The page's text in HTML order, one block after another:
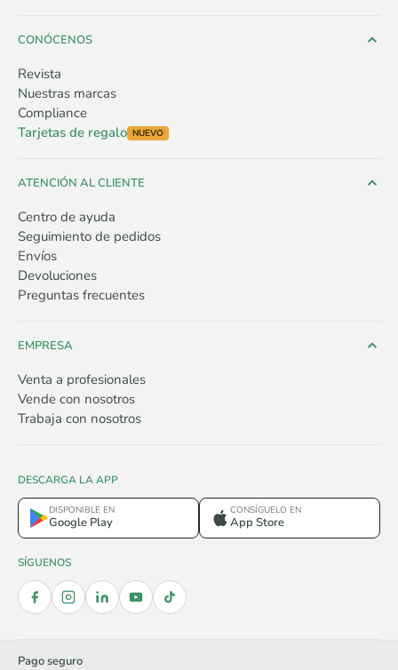
CONÓCENOS
Revista
Nuestras marcas
Compliance
Tarjetas de regalo NUEVO
ATENCIÓN AL CLIENTE
Centro de ayuda
Seguimiento de pedidos
Envíos
Devoluciones
Preguntas frecuentes
EMPRESA
Venta a profesionales
Vende con nosotros
Trabaja con nosotros
DESCARGA LA APP
DISPONIBLE EN
Google Play
CONSÍGUELO EN
App Store
SÍGUENOS
Pago seguro